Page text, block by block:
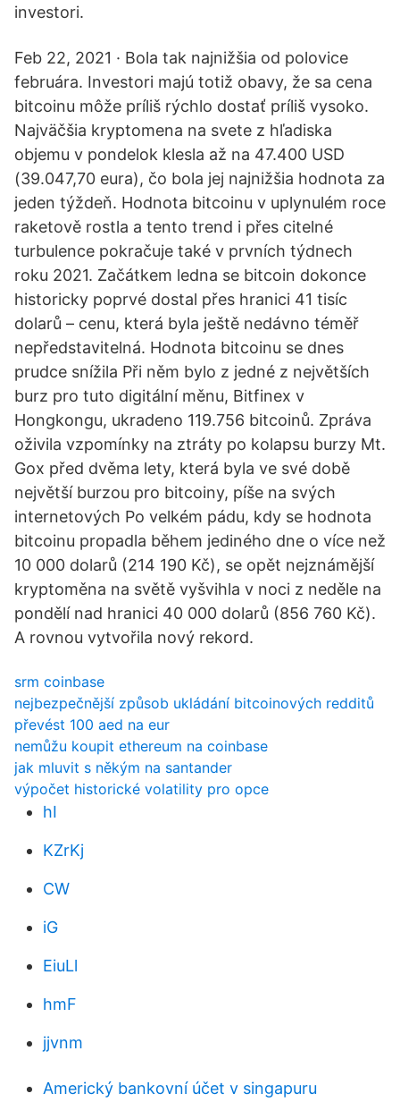
investori.
Feb 22, 2021 · Bola tak najnižšia od polovice
februára. Investori majú totiž obavy, že sa cena
bitcoinu môže príliš rýchlo dostať príliš vysoko.
Najväčšia kryptomena na svete z hľadiska
objemu v pondelok klesla až na 47.400 USD
(39.047,70 eura), čo bola jej najnižšia hodnota za
jeden týždeň. Hodnota bitcoinu v uplynulém roce
raketově rostla a tento trend i přes citelné
turbulence pokračuje také v prvních týdnech
roku 2021. Začátkem ledna se bitcoin dokonce
historicky poprvé dostal přes hranici 41 tisíc
dolarů – cenu, která byla ještě nedávno téměř
nepředstavitelná. Hodnota bitcoinu se dnes
prudce snížila Při něm bylo z jedné z největších
burz pro tuto digitální měnu, Bitfinex v
Hongkongu, ukradeno 119.756 bitcoinů. Zpráva
oživila vzpomínky na ztráty po kolapsu burzy Mt.
Gox před dvěma lety, která byla ve své době
největší burzou pro bitcoiny, píše na svých
internetových Po velkém pádu, kdy se hodnota
bitcoinu propadla během jediného dne o více než
10 000 dolarů (214 190 Kč), se opět nejznámější
kryptoměna na světě vyšvihla v noci z neděle na
pondělí nad hranici 40 000 dolarů (856 760 Kč).
A rovnou vytvořila nový rekord.
srm coinbase
nejbezpečnější způsob ukládání bitcoinových redditů
převést 100 aed na eur
nemůžu koupit ethereum na coinbase
jak mluvit s někým na santander
výpočet historické volatility pro opce
hI
KZrKj
CW
iG
EiuLl
hmF
jjvnm
Americký bankovní účet v singapuru